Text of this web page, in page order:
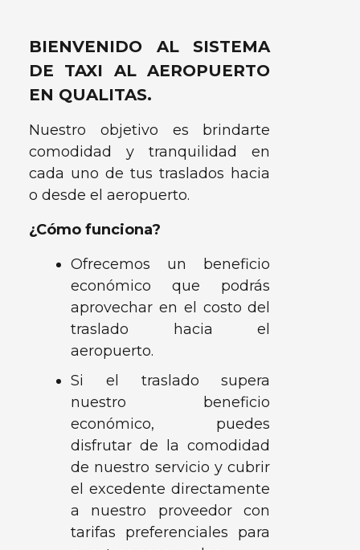
BIENVENIDO AL SISTEMA
DE TAXI AL AEROPUERTO
EN QUALITAS.
Nuestro objetivo es brindarte
comodidad y tranquilidad en
cada uno de tus traslados hacia
o desde el aeropuerto.
¿Cómo funciona?
Ofrecemos un beneficio
económico que podrás
aprovechar en el costo del
traslado hacia el
aeropuerto.
Si el traslado supera
nuestro beneficio
económico, puedes
disfrutar de la comodidad
de nuestro servicio y cubrir
el excedente directamente
a nuestro proveedor con
tarifas preferenciales para